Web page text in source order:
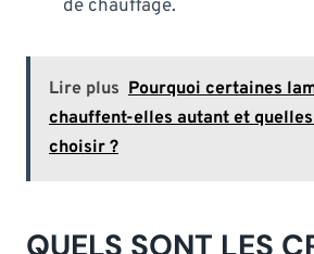
de chauffage.
Lire plus Pourquoi certaines
chauffent-elles autant et
choisir ?
QUELS SONT LES